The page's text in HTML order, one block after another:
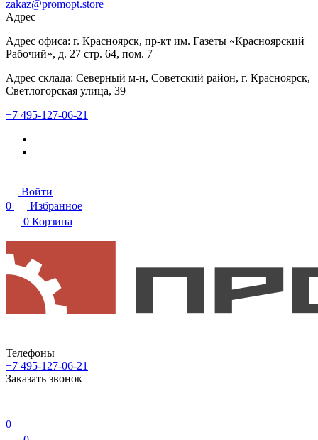
zakaz@promopt.store
Адрес
Адрес офиса: г. Красноярск, пр-кт им. Газеты «Красноярский
Рабочий», д. 27 стр. 64, пом. 7
Адрес склада: Северный м-н, Советский район, г. Красноярск,
Светлогорская улица, 39
+7 495-127-06-21
Войти
0
Избранное
0 Корзина
Телефоны
+7 495-127-06-21
Заказать звонок
0